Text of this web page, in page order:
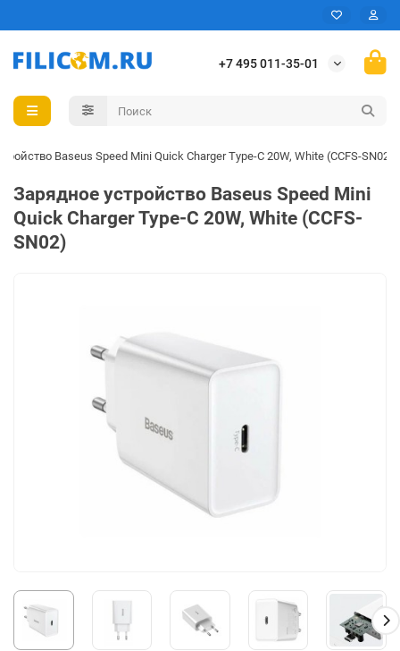
+7 495 011-35-01
Baseus Speed Mini Quick Charger Type-C 20W, White (CCFS-SN02)
Зарядное устройство Baseus Speed Mini
Quick Charger Type-C 20W, White (CCFS-
SN02)